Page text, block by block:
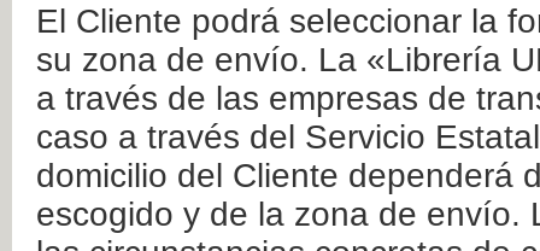
El Cliente podrá seleccionar la
su zona de envío. La «Librería
a través de las empresas de
caso a través del Servicio
domicilio del Cliente dependerá
escogido y de la zona de envío.